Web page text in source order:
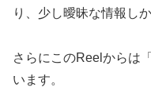
り、少し曖昧な情報し
さらにこのReelからは
います。